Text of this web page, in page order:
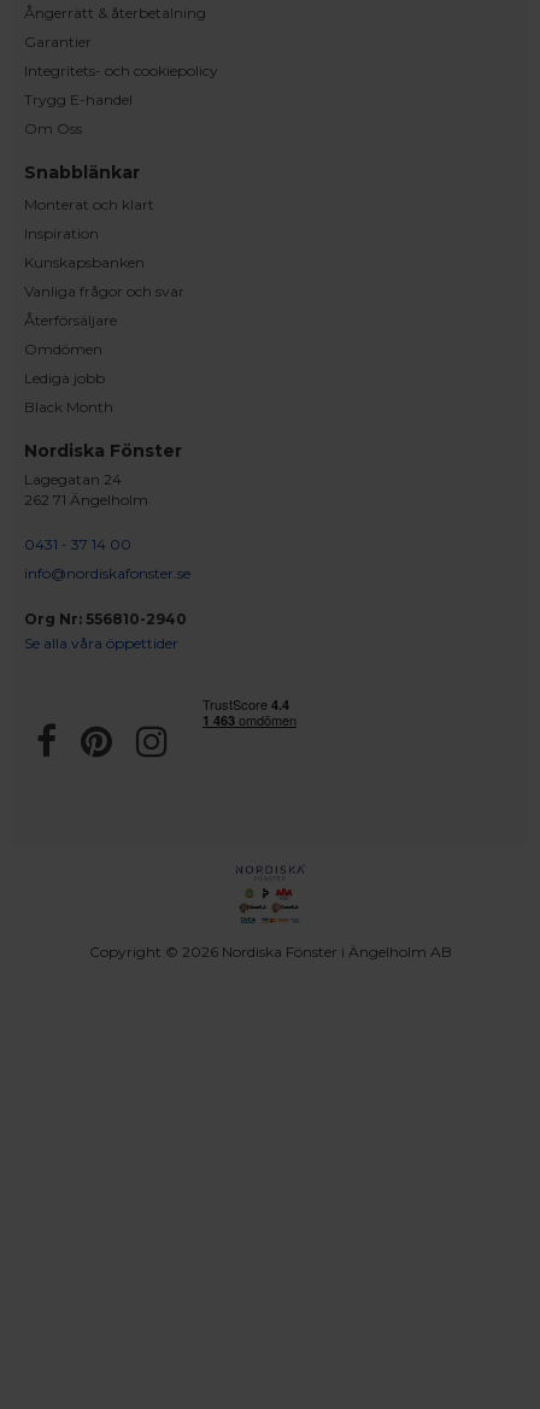
Ångerrätt & återbetalning
Garantier
Integritets- och cookiepolicy
Trygg E-handel
Om Oss
Snabblänkar
Monterat och klart
Inspiration
Kunskapsbanken
Vanliga frågor och svar
Återförsäljare
Omdömen
Lediga jobb
Black Month
Nordiska Fönster
Lagegatan 24
262 71 Ängelholm
0431 - 37 14 00
info@nordiskafonster.se
Org Nr: 556810-2940
Se alla våra öppettider
Copyright © 2026 Nordiska Fönster i Ängelholm AB